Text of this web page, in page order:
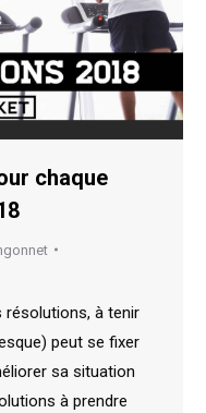
chaque
résolutions, à tenir
peut se fixer
sa situation
à prendre